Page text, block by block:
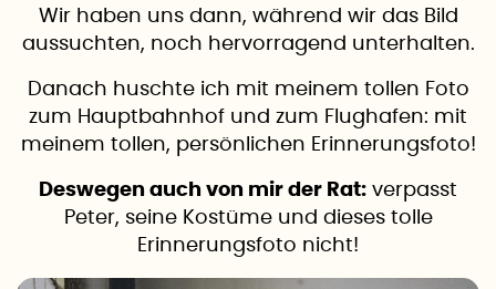
Wir haben uns dann, während wir das Bild
aussuchten, noch hervorragend unterhalten.
Danach huschte ich mit meinem tollen Foto
zum Hauptbahnhof und zum Flughafen: mit
meinem tollen, persönlichen Erinnerungsfoto!
Deswegen auch von mir der Rat: verpasst
Peter, seine Kostüme und dieses tolle
Erinnerungsfoto nicht!